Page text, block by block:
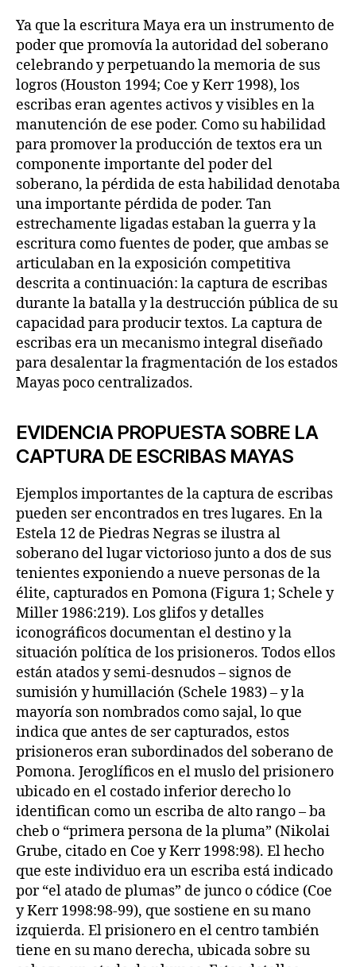
Ya que la escritura Maya era un instrumento de
poder que promovía la autoridad del soberano
celebrando y perpetuando la memoria de sus
logros (Houston 1994; Coe y Kerr 1998), los
escribas eran agentes activos y visibles en la
manutención de ese poder. Como su habilidad
para promover la producción de textos era un
componente importante del poder del
soberano, la pérdida de esta habilidad denotaba
una importante pérdida de poder. Tan
estrechamente ligadas estaban la guerra y la
escritura como fuentes de poder, que ambas se
articulaban en la exposición competitiva
descrita a continuación: la captura de escribas
durante la batalla y la destrucción pública de su
capacidad para producir textos. La captura de
escribas era un mecanismo integral diseñado
para desalentar la fragmentación de los estados
Mayas poco centralizados.
EVIDENCIA PROPUESTA SOBRE LA
CAPTURA DE ESCRIBAS MAYAS
Ejemplos importantes de la captura de escribas
pueden ser encontrados en tres lugares. En la
Estela 12 de Piedras Negras se ilustra al
soberano del lugar victorioso junto a dos de sus
tenientes exponiendo a nueve personas de la
élite, capturados en Pomona (Figura 1; Schele y
Miller 1986:219). Los glifos y detalles
iconográficos documentan el destino y la
situación política de los prisioneros. Todos ellos
están atados y semi-desnudos – signos de
sumisión y humillación (Schele 1983) – y la
mayoría son nombrados como sajal, lo que
indica que antes de ser capturados, estos
prisioneros eran subordinados del soberano de
Pomona. Jeroglíficos en el muslo del prisionero
ubicado en el costado inferior derecho lo
identifican como un escriba de alto rango – ba
cheb o “primera persona de la pluma” (Nikolai
Grube, citado en Coe y Kerr 1998:98). El hecho
que este individuo era un escriba está indicado
por “el atado de plumas” de junco o códice (Coe
y Kerr 1998:98-99), que sostiene en su mano
izquierda. El prisionero en el centro también
tiene en su mano derecha, ubicada sobre su